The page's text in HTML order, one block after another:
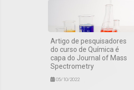
Artigo de pesquisadores
do curso de Química é
capa do Journal of Mass
Spectrometry
05/10/2022